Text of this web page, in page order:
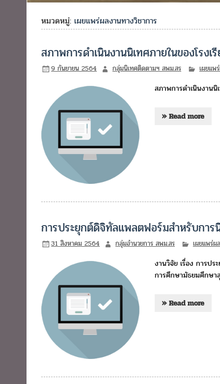
หมวดหมู่:เผยแพร่ผลงานทางวิชาการ
สภาพการดำเนินงานนิเทศภายในของโร
9 กันยายน 2564 กลุ่มนิเทศติดตามฯ สพม.สร เผยแพ
สภาพการดำเนินงาน
» Read more
การประยุกต์ดิจิทัลแพลตฟอร์มสำหรับการ
31 สิงหาคม 2564 กลุ่มอำนวยการ สพม.สร เผยแพร่ผ
งานวิจัย เรื่อง การป
การศึกษามัธยมศึกษ
» Read more